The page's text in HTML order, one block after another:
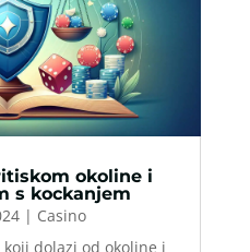
okoline i
s kockanjem
| Casino
dolazi od okoline i